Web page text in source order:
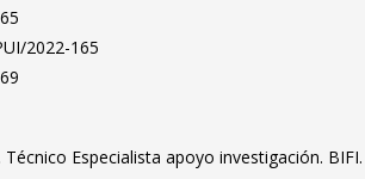
2022-165
Especialista apoyo investigación. BIFI.